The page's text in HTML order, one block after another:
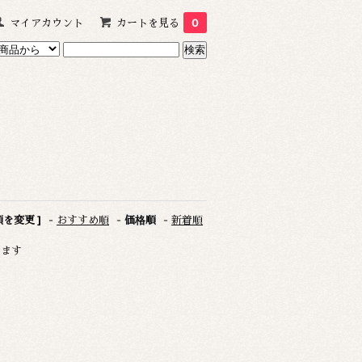
マイアカウント カートを見る 0
を変更 ] - おすすめ順 - 価格順 - 新着順
す